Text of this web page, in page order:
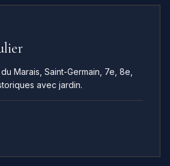
Marais, Saint-Germain, 7e, 8e,
avec jardin.